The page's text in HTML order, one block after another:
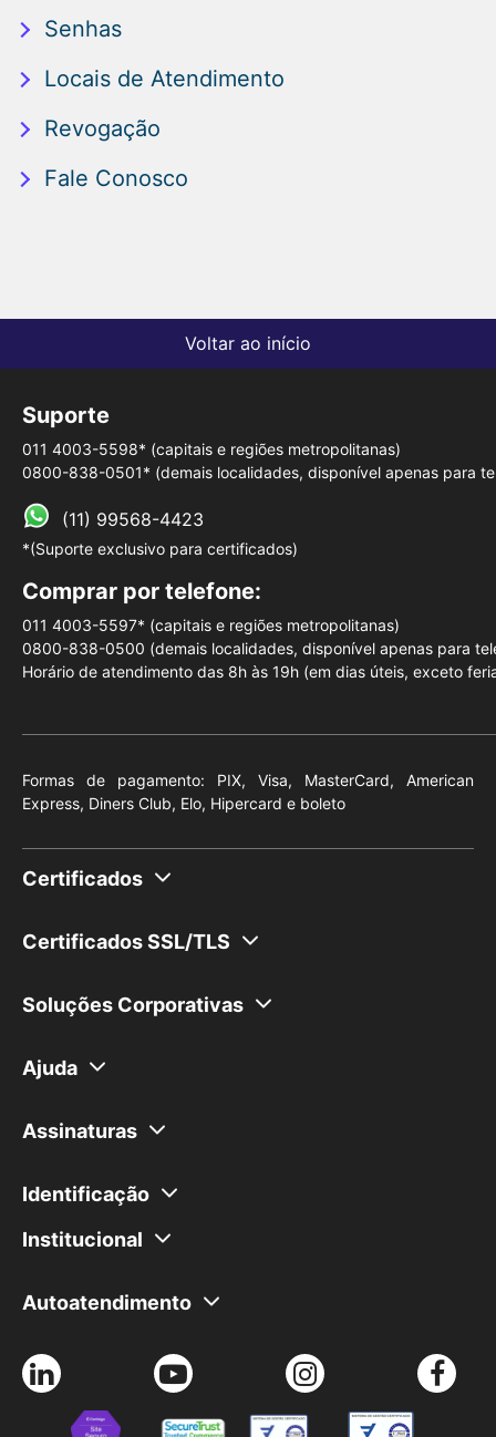
Senhas
Locais de Atendimento
Revogação
Fale Conosco
Voltar ao início
Suporte
011 4003-5598* (capitais e regiões metropolitanas)
0800-838-0501* (demais localidades, disponível apenas para
(11) 99568-4423
*(Suporte exclusivo para certificados)
Comprar por telefone:
011 4003-5597* (capitais e regiões metropolitanas)
0800-838-0500 (demais localidades, disponível apenas para
Horário de atendimento das 8h às 19h (em dias úteis, exceto
Formas de pagamento: PIX, Visa, MasterCard, American
Express, Diners Club, Elo, Hipercard e boleto
Certificados
Pessoa Jurídica (e-CNPJ)
Cartão (Mídia Criptográfica)
Leitora (Mídia Criptográfica)
Teste seu certificado
Agendamento de certificado
Certificados SSL/TLS
Soluções Corporativas
Soluções para o Governo
Ajuda
Esqueci minha senha
Como fazer um agendamento de certificado
Assinaturas
Identificação
Institucional
Trabalhe Conosco
Autoatendimento
Instalação de certificado
Meus pedidos